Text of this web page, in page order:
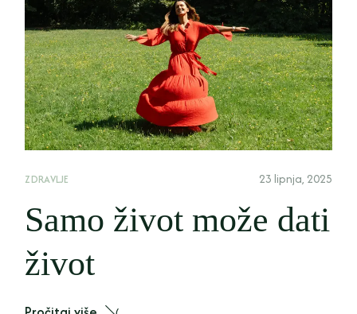
ZDRAVLJE 23 lipnja, 2025
Samo život može dati
život